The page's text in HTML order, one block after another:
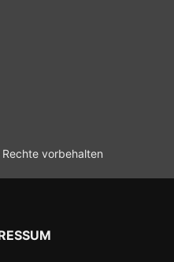
vorbehalten